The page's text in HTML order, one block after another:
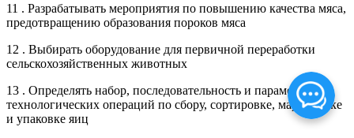
11 . Разрабатывать мероприятия по повышению качества мяса,
предотвращению образования пороков мяса
12 . Выбирать оборудование для первичной переработки
сельскохозяйственных животных
13 . Определять набор, последовательность и параметры
технологических операций по сбору, сортировке, маркировке
и упаковке яиц